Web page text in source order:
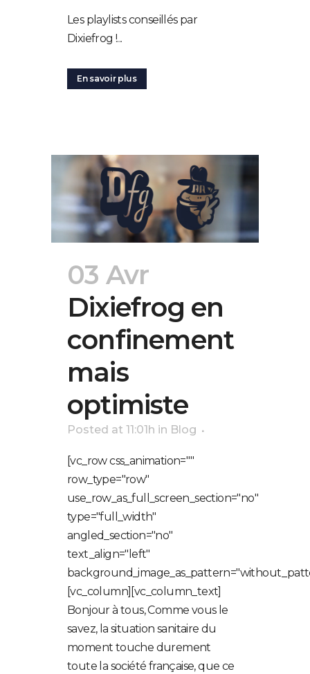
Les playlists conseillés par
Dixiefrog !...
En savoir plus
03 Avr
Dixiefrog en
confinement
mais
optimiste
Posted at 11:01h in Blog
[vc_row css_animation=""
row_type="row"
use_row_as_full_screen_section="no"
type="full_width"
angled_section="no"
text_align="left"
[vc_column][vc_column_text]
Bonjour à tous, Comme vous le
savez, la situation sanitaire du
moment touche durement
toute la société française, que ce